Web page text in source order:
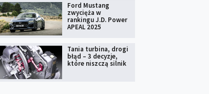
Ford Mustang
zwycięża w
rankingu J.D. Power
APEAL 2025
Tania turbina, drogi
błąd – 3 decyzje,
które niszczą silnik